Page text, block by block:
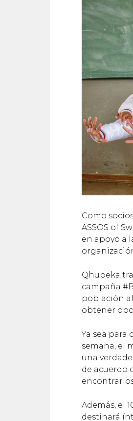
Como
ASSOS of
en apoyo a
Qhubeka
campaña
población
obtener
Ya sea
semana, el
una
de acuerdo
Además, el
destinará